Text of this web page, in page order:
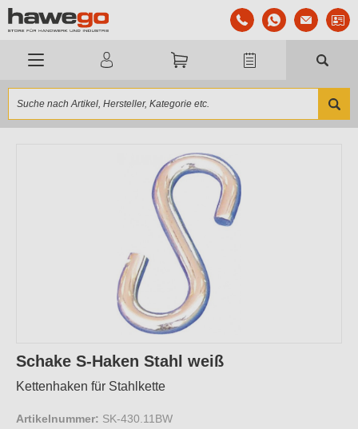
Schake S-Haken Stahl weiß
Kettenhaken für Stahlkette
Artikelnummer: SK-430.11BW